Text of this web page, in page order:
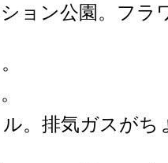
ョン公園。フラ
。排気ガスがち